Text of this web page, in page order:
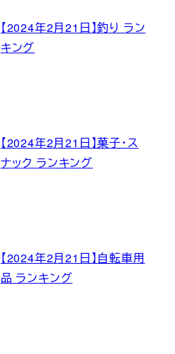
【2024年2月21日】釣り ラン
キング
【2024年2月21日】菓子・ス
ナック ランキング
【2024年2月21日】自転車用
品 ランキング